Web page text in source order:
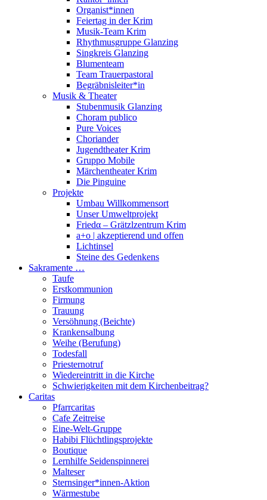
Organist*innen
Feiertag in der Krim
Musik-Team Krim
Rhythmusgruppe Glanzing
Singkreis Glanzing
Blumenteam
Team Trauerpastoral
Begräbnisleiter*in
Musik & Theater
Stubenmusik Glanzing
Choram publico
Pure Voices
Choriander
Jugendtheater Krim
Gruppo Mobile
Märchentheater Krim
Die Pinguine
Projekte
Umbau Willkommensort
Unser Umweltprojekt
Friedα – Grätzlzentrum Krim
a+o | akzeptierend und offen
Lichtinsel
Steine des Gedenkens
Sakramente …
Taufe
Erstkommunion
Firmung
Trauung
Versöhnung (Beichte)
Krankensalbung
Weihe (Berufung)
Todesfall
Priesternotruf
Wiedereintritt in die Kirche
Schwierigkeiten mit dem Kirchenbeitrag?
Caritas
Pfarrcaritas
Cafe Zeitreise
Eine-Welt-Gruppe
Habibi Flüchtlingsprojekte
Boutique
Lernhilfe Seidenspinnerei
Malteser
Sternsinger*innen-Aktion
Wärmestube